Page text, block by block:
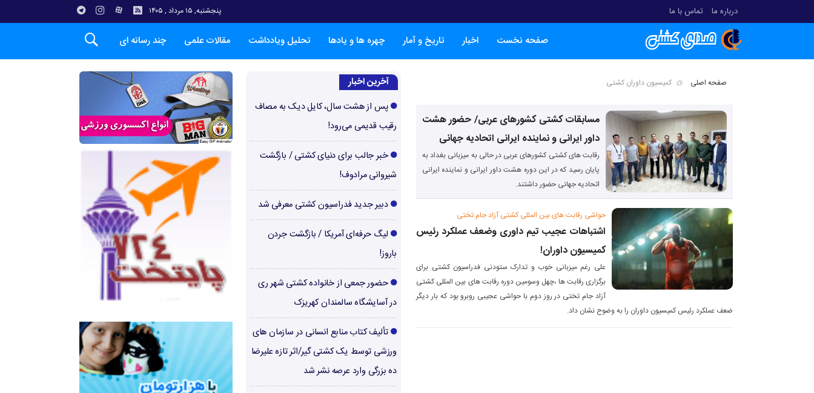
درباره ما تماس با ما پنجشنبه, ۱۵ مرداد , ۱۴۰۵
صفحه نخست اخبار تاریخ و آمار چهره ها و یادها تحلیل ویادداشت مقالات علمی چند رسانه ای
صفحه اصلی کمیسیون داوران کشتی
مسابقات کشتی کشورهای عربی/ حضور هشت
داور ایرانی و نماینده ایرانی اتحادیه جهانی
رقابت های کشتی کشورهای عربی در حالی به میزبانی بغداد به
پایان رسید که در این دوره هشت داور ایرانی و نماینده ایرانی
اتحادیه جهانی حضور داشتند.
حواشی رقابت های بین المللی کشتی آزاد جام تختی
اشتباهات عجیب تیم داوری وضعف عملکرد رئیس
کمیسیون داوران!
علی رغم میزبانی خوب و تدارک ستودنی فدراسیون کشتی برای
برگزاری رقابت ها ،چهل وسومین دوره رقابت های بین المللی کشتی
آزاد جام تختی در روز دوم با حواشی عجیبی روبرو بود که بار دیگر
ضعف عملکرد رئیس کمیسیون داوران را به وضوح نشان داد.
آخرین اخبار
پس از هشت سال، کایل دیک به مصاف
رقیب قدیمی می‌رود!
خبر جالب برای دنیای کشتی / بازگشت
شیروانی مرادوف!
دبیر جدید فدراسیون کشتی معرفی شد
لیگ حرفه‌ای آمریکا / بازگشت جردن
باروز!
حضور جمعی از خانواده کشتی شهر ری
در آسایشگاه سالمندان کهریزک
تألیف کتاب منابع انسانی در سازمان های
ورزشی توسط یک کشتی گیر/اثر تازه علیرضا
ده بزرگی وارد عرصه نشر شد